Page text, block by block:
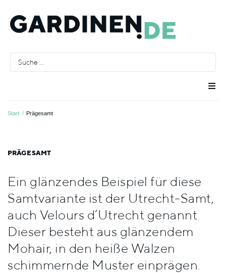
Raumausstatter
Stoffe
Farben
Stile
Start / Prägesamt
PRÄGESAMT
Ein glänzendes Beispiel für diese
Samtvariante ist der Utrecht-Samt,
auch Velours d’Utrecht genannt.
Dieser besteht aus glänzendem
Mohair, in den heiße Walzen
schimmernde Muster einprägen.